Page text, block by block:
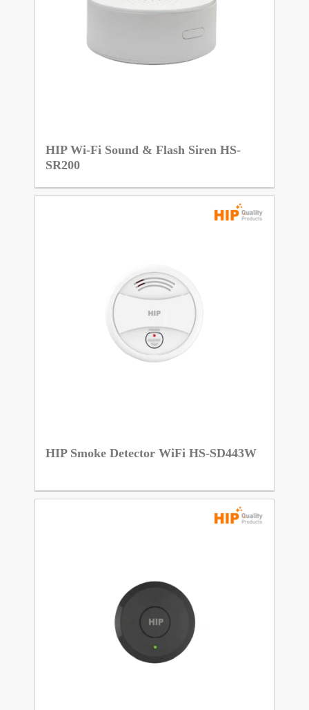
HIP Wi-Fi Sound & Flash Siren HS-
SR200
HIP Smoke Detector WiFi HS-SD443W